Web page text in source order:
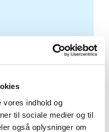
vores indhold og
til sociale medier og til
også oplysninger om